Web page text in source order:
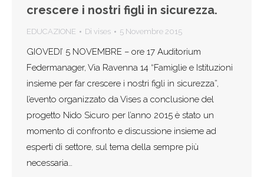
crescere i nostri figli in sicurezza.
EDUCAZIONE Di vises 5 Novembre 2015
GIOVEDI’ 5 NOVEMBRE – ore 17 Auditorium
Federmanager, Via Ravenna 14 “Famiglie e Istituzioni
insieme per far crescere i nostri figli in sicurezza”,
l’evento organizzato da Vises a conclusione del
progetto Nido Sicuro per l’anno 2015 è stato un
momento di confronto e discussione insieme ad
esperti di settore, sul tema della sempre più
necessaria…